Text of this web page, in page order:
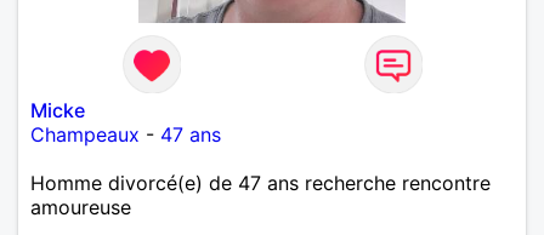
Micke
Champeaux - 47 ans
Homme divorcé(e) de 47 ans recherche rencontre
amoureuse